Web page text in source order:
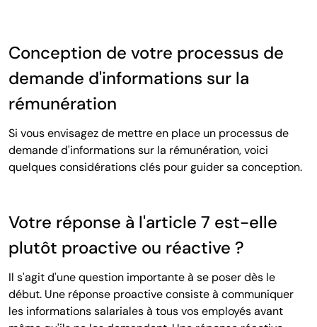
Conception de votre processus de
demande d'informations sur la
rémunération
Si vous envisagez de mettre en place un processus de
demande d'informations sur la rémunération, voici
quelques considérations clés pour guider sa conception.
Votre réponse à l'article 7 est-elle
plutôt proactive ou réactive ?
Il s'agit d'une question importante à se poser dès le
début. Une réponse proactive consiste à communiquer
les informations salariales à tous vos employés avant